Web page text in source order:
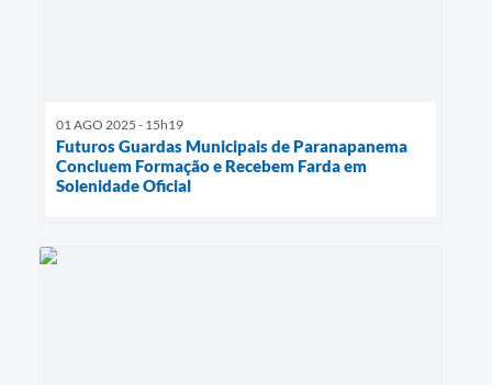
01 AGO 2025 - 15h19
Futuros Guardas Municipais de Paranapanema
Concluem Formação e Recebem Farda em
Solenidade Oficial